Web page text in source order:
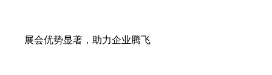
展会优势显著，助力企业腾飞